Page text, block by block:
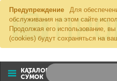
Предупреждение
Для
обслуживания на этом сайте
Продолжая его использование,
(cookies) будут сохраняться на
КАТАЛОГ
СУМОК